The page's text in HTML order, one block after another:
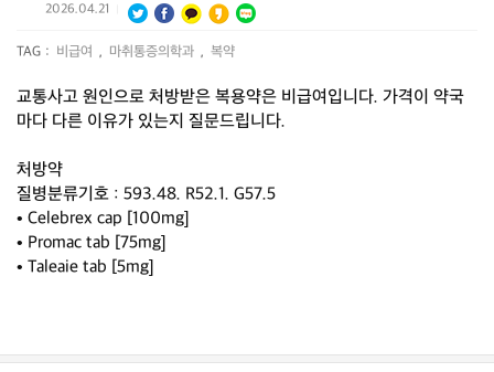
2026.04.21
TAG : 비급여 , 마취통증의학과 , 복약
교통사고 원인으로 처방받은 복용약은 비급여입니다. 가격이 약국
마다 다른 이유가 있는지 질문드립니다.
처방약
질병분류기호 : 593.48. R52.1. G57.5
• Celebrex cap [100mg]
• Promac tab [75mg]
• Taleaie tab [5mg]